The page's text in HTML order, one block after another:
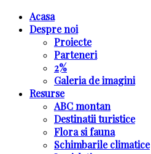
Acasa
Despre noi
Proiecte
Parteneri
2%
Galeria de imagini
Resurse
ABC montan
Destinatii turistice
Flora si fauna
Schimbarile climatice